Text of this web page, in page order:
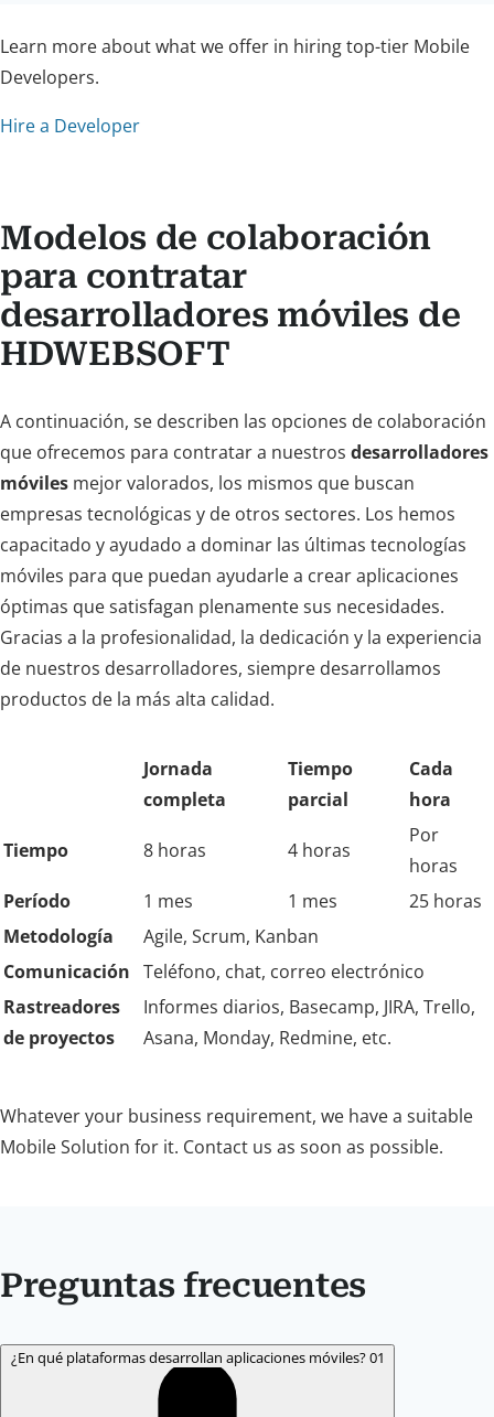
Learn more about what we offer in hiring top-tier Mobile
Developers.
Hire a Developer
Modelos de colaboración
para contratar
desarrolladores móviles de
HDWEBSOFT
A continuación, se describen las opciones de colaboración
que ofrecemos para contratar a nuestros desarrolladores
móviles mejor valorados, los mismos que buscan
empresas tecnológicas y de otros sectores. Los hemos
capacitado y ayudado a dominar las últimas tecnologías
móviles para que puedan ayudarle a crear aplicaciones
óptimas que satisfagan plenamente sus necesidades.
Gracias a la profesionalidad, la dedicación y la experiencia
de nuestros desarrolladores, siempre desarrollamos
productos de la más alta calidad.
Jornada
completa
Tiempo
parcial
Cada
hora
Tiempo 8 horas 4 horas
Por
horas
Período
1 mes 1 mes
25 horas
Metodología
Agile, Scrum, Kanban
Comunicación Teléfono, chat, correo electrónico
Rastreadores
de proyectos
Informes diarios, Basecamp, JIRA, Trello,
Asana, Monday, Redmine, etc.
Whatever your business requirement, we have a suitable
Mobile Solution for it. Contact us as soon as possible.
Preguntas frecuentes
¿En qué plataformas desarrollan aplicaciones móviles?01